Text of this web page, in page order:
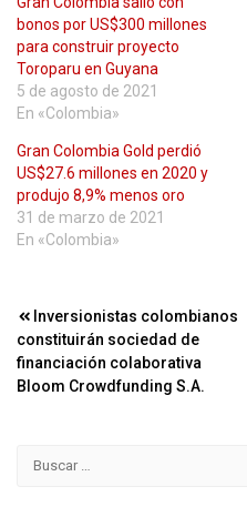
bonos por US$300 millones
para construir proyecto
Toroparu en Guyana
5 de agosto de 2021
En «Colombia»
Gran Colombia Gold perdió
US$27.6 millones en 2020 y
produjo 8,9% menos oro
31 de marzo de 2021
En «Colombia»
Navegación
de
entradas
Inversionistas colombianos
constituirán sociedad de
financiación colaborativa
Bloom Crowdfunding S.A.